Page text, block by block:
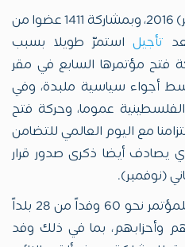
في نهاية تشرين الثاني (نوفمبر) 2016، وبمشاركة 1411 عضوا من
تأجيلاستمرّ طويلا بسبب
فتح مؤتمرها السابع في مقر
أجواء سياسية ملبدة، وفي
عموما، وحركة فتح
مع اليوم العالمي للتضامن
يصادف أيضا ذكرى صدور قرار
شارك في الجلسة الافتتاحية للمؤتمر نحو 60 وفداً من 28 بلداً
وأحزابهم، بما في ذلك وفد